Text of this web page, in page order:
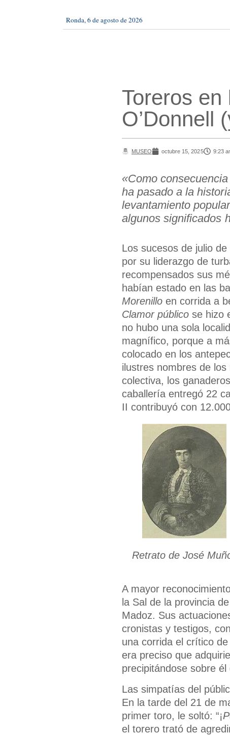
Ronda, 6 de agosto de 2026
Toreros
O’Donnell
MUSEO octubre 15, 2025 9:23
«Como
ha pasado a la
levantamiento
algunos significados
Los sucesos de julio
por su liderazgo de
recompensados sus
habían estado en las
Morenillo en corrida a
Clamor público se hizo
no hubo una sola
magnífico, porque a
colocado en los
ilustres nombres de
colectiva, los
caballería entregó 22
II contribuyó con
Retrato de José
A mayor
la Sal de la provincia
Madoz. Sus
cronistas y testigos,
una corrida el crítico de
era preciso que
precipitándose sobre
Las simpatías del
En la tarde del 21 de
primer toro, le soltó: “¡
el torero trató de